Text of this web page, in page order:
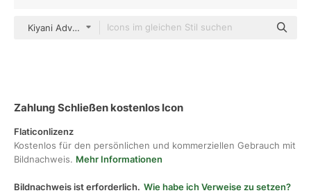
Kiyani Advertising outline
Zahlung Schließen kostenlos Icon
Flaticonlizenz
Kostenlos für den persönlichen und kommerziellen Gebrauch mit
Bildnachweis. Mehr Informationen
Bildnachweis ist erforderlich. Wie habe ich Verweise zu setzen?